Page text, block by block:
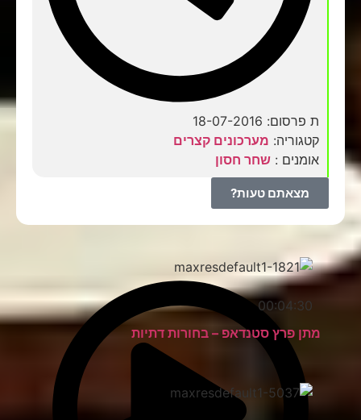
ת פרסום: 18-07-2016
קטגוריה: מערכונים קצרים
אומנים : שחר חסון
מצאתם טעות?
00:04:30
מתן פרץ סטנדאפ – בחורות דתיות